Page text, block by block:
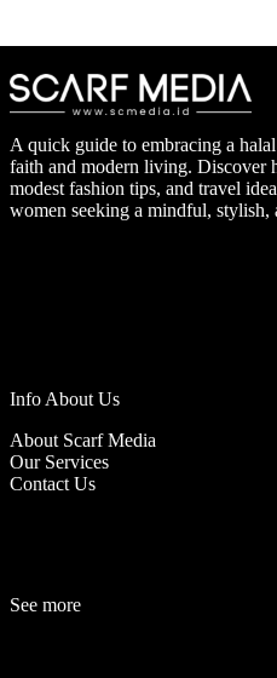
A quick guide to embracing a
faith and modern living. Discover
modest fashion tips, and travel
women seeking a mindful, stylish,
Info About Us
About Scarf Media
Our Services
Contact Us
See more